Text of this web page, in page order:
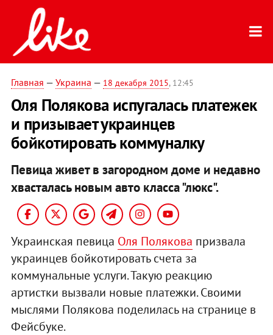
Главная — Украина — 18 декабря 2015, 12:45
Оля Полякова испугалась платежек
и призывает украинцев
бойкотировать коммуналку
Певица живет в загородном доме и недавно
хвасталась новым авто класса "люкс".
Украинская певица Оля Полякова призвала
украинцев бойкотировать счета за
коммунальные услуги. Такую реакцию
артистки вызвали новые платежки. Своими
мыслями Полякова поделилась на странице в
Фейсбуке.